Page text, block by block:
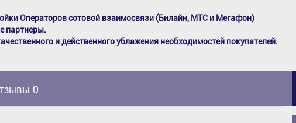
Операторов сотовой взаимосвязи (Билайн, МТС и Мегафон)
партнеры.
и действенного ублажения необходимостей покупателей.
0